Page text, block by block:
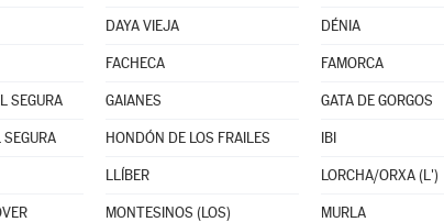
DAYA VIEJA DÉNIA
FACHECA FAMORCA
SEGURA GAIANES GATA DE GORGOS
HONDÓN DE LOS FRAILES IBI
LLÍBER LORCHA/ORXA (L')
MONTESINOS (LOS) MURLA